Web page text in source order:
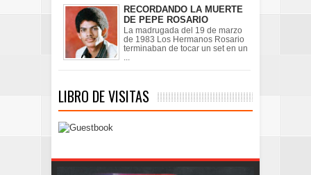
RECORDANDO LA MUERTE
DE PEPE ROSARIO
La madrugada del 19 de marzo
de 1983 Los Hermanos Rosario
terminaban de tocar un set en un
...
LIBRO DE VISITAS